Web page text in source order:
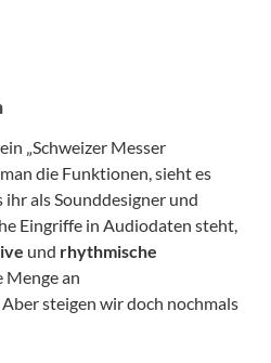
„Schweizer Messer
die Funktionen, sieht es
ihr als Sounddesigner und
Eingriffe in Audiodaten steht,
und rhythmische
Menge an
steigen wir doch nochmals